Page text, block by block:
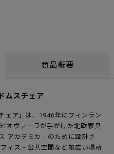
商品概要
ムスチェア
ェア」は、1946年にフィンラン
オヴァーラが手がけた北欧家具
アカデミカ」のために設計さ
ィス・公共空間など幅広い場所